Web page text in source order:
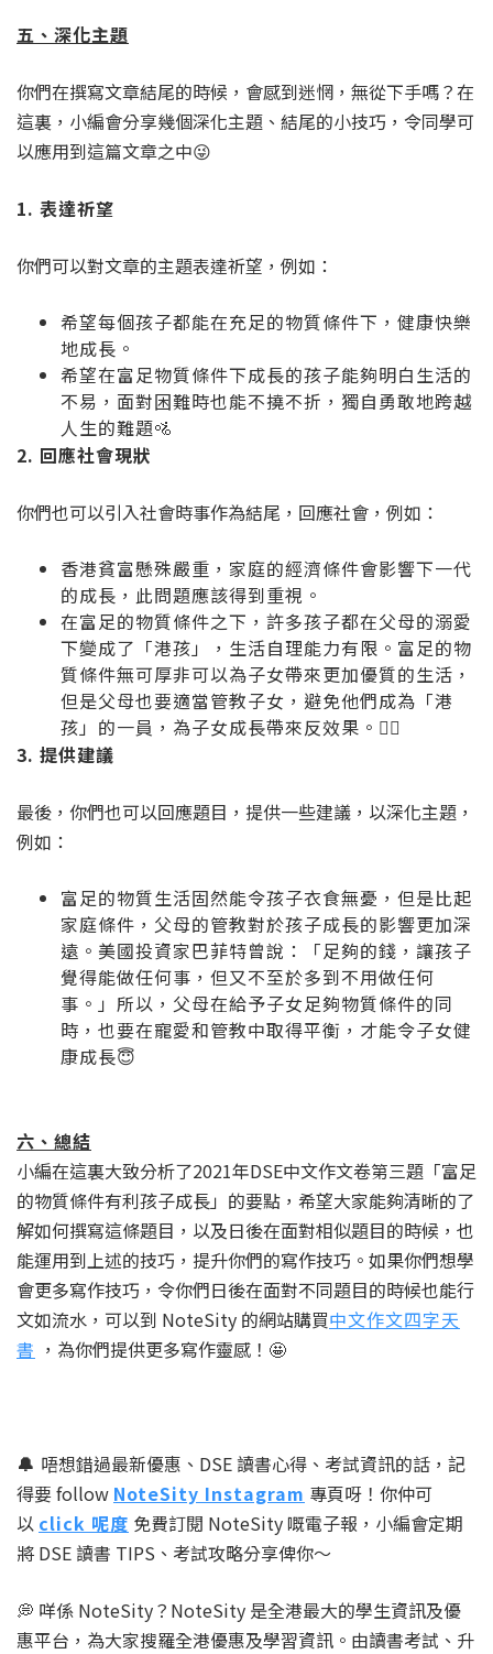
五、深化主題
你們在撰寫文章結尾的時候，會感到迷惘，無從下手嗎？在
這裏，小編會分享幾個深化主題、結尾的小技巧，令同學可
以應用到這篇文章之中😜
1. 表達祈望
你們可以對文章的主題表達祈望，例如：
希望每個孩子都能在充足的物質條件下，健康快樂
地成長。
希望在富足物質條件下成長的孩子能夠明白生活的
不易，面對困難時也能不撓不折，獨自勇敢地跨越
人生的難題🚵
2. 回應社會現狀
你們也可以引入社會時事作為結尾，回應社會，例如：
香港貧富懸殊嚴重，家庭的經濟條件會影響下一代
的成長，此問題應該得到重視。
在富足的物質條件之下，許多孩子都在父母的溺愛
下變成了「港孩」，生活自理能力有限。富足的物
質條件無可厚非可以為子女帶來更加優質的生活，
但是父母也要適當管教子女，避免他們成為「港
孩」的一員，為子女成長帶來反效果。😵‍💫
3. 提供建議
最後，你們也可以回應題目，提供一些建議，以深化主題，
例如：
富足的物質生活固然能令孩子衣食無憂，但是比起
家庭條件，父母的管教對於孩子成長的影響更加深
遠。美國投資家巴菲特曾說：「足夠的錢，讓孩子
覺得能做任何事，但又不至於多到不用做任何
事。」所以，父母在給予子女足夠物質條件的同
時，也要在寵愛和管教中取得平衡，才能令子女健
康成長😇
六、總結
小編在這裏大致分析了2021年DSE中文作文卷第三題「富足
的物質條件有利孩子成長」的要點，希望大家能夠清晰的了
解如何撰寫這條題目，以及日後在面對相似題目的時候，也
能運用到上述的技巧，提升你們的寫作技巧。如果你們想學
會更多寫作技巧，令你們日後在面對不同題目的時候也能行
文如流水，可以到 NoteSity 的網站購買中文作文四字天
書 ，為你們提供更多寫作靈感！🤩
🔔 唔想錯過最新優惠、DSE 讀書心得、考試資訊的話，記
得要 follow NoteSity Instagram 專頁呀！你仲可
以 click 呢度 免費訂閱 NoteSity 嘅電子報，小編會定期
將 DSE 讀書 TIPS、考試攻略分享俾你～
💭 咩係 NoteSity？NoteSity 是全港最大的學生資訊及優
惠平台，為大家搜羅全港優惠及學習資訊。由讀書考試、升